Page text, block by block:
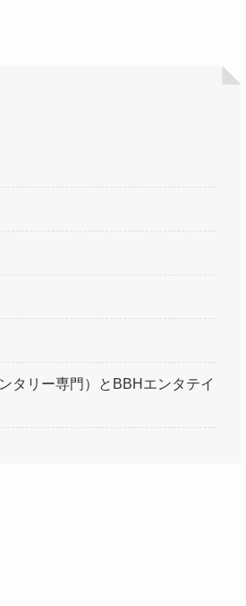
タリー専門）とBBHエンタテイ